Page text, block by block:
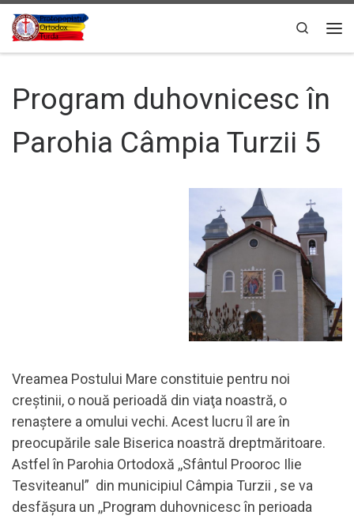
Sari la conținut
Search
Program duhovnicesc în
Parohia Câmpia Turzii 5
Vreamea Postului Mare constituie pentru noi
creştinii, o nouă perioadă din viaţa noastră, o
renaştere a omului vechi. Acest lucru îl are în
preocupările sale Biserica noastră dreptmăritoare.
Astfel în Parohia Ortodoxă ,,Sfântul Prooroc Ilie
Tesviteanul” din municipiul Câmpia Turzii , se va
desfăşura un ,,Program duhovnicesc în perioada